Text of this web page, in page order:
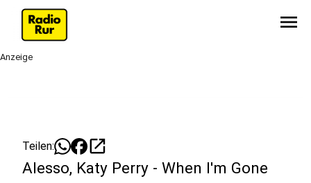
menu
Anzeige
Teilen: open_in_new
Alesso, Katy Perry - When I'm Gone